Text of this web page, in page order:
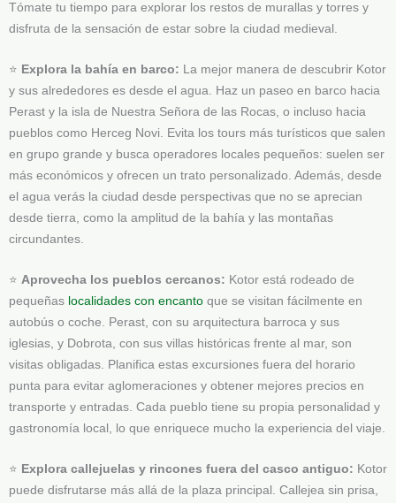
Tómate tu tiempo para explorar los restos de murallas y torres y
disfruta de la sensación de estar sobre la ciudad medieval.
⭐ Explora la bahía en barco: La mejor manera de descubrir Kotor
y sus alrededores es desde el agua. Haz un paseo en barco hacia
Perast y la isla de Nuestra Señora de las Rocas, o incluso hacia
pueblos como Herceg Novi. Evita los tours más turísticos que salen
en grupo grande y busca operadores locales pequeños: suelen ser
más económicos y ofrecen un trato personalizado. Además, desde
el agua verás la ciudad desde perspectivas que no se aprecian
desde tierra, como la amplitud de la bahía y las montañas
circundantes.
⭐ Aprovecha los pueblos cercanos: Kotor está rodeado de
pequeñas localidades con encanto que se visitan fácilmente en
autobús o coche. Perast, con su arquitectura barroca y sus
iglesias, y Dobrota, con sus villas históricas frente al mar, son
visitas obligadas. Planifica estas excursiones fuera del horario
punta para evitar aglomeraciones y obtener mejores precios en
transporte y entradas. Cada pueblo tiene su propia personalidad y
gastronomía local, lo que enriquece mucho la experiencia del viaje.
⭐ Explora callejuelas y rincones fuera del casco antiguo: Kotor
puede disfrutarse más allá de la plaza principal. Callejea sin prisa,